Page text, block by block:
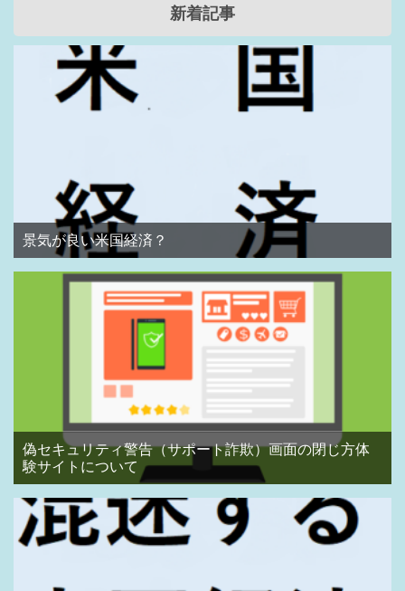
新着記事
景気が良い米国経済？
偽セキュリティ警告（サポート詐欺）画面の閉じ方体
験サイトについて